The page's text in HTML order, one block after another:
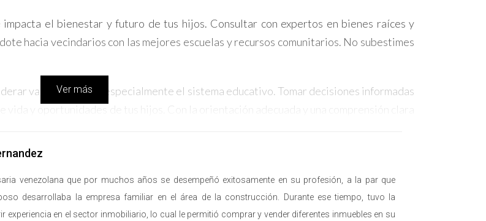
el bienestar y futuro de tus hijos. Consultar con expertos en bienes raíces y
hacia vecindarios con las mejores escuelas y recursos comunitarios. No subestimes
varios factores, especialmente el sistema educativo. Tomar decisiones informadas
y oportunidades de tus hijos. Con la orientación adecuada y una comprensión clara
Ver más
venezolana que por muchos años se desempeñó exitosamente en su profesión, a la par que
desarrollaba la empresa familiar en el área de la construcción. Durante ese tiempo, tuvo la
experiencia en el sector inmobiliario, lo cual le permitió comprar y vender diferentes inmuebles en su